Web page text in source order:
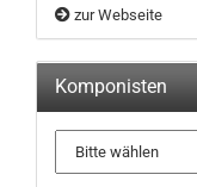
zur Webseite
Komponisten